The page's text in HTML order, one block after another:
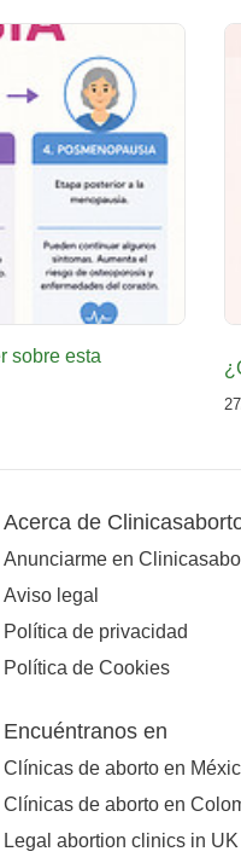
sobre esta
Acerca de
Anunciarme en
Aviso legal
Política de privacidad
Política de Cookies
Encuéntranos en
Clínicas de aborto en
Clínicas de aborto en
Legal abortion clinics in UK